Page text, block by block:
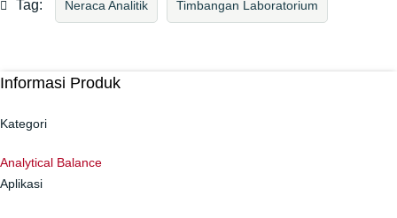
Tag: Neraca Analitik Timbangan Laboratorium
Informasi Produk
Kategori
Analytical Balance
Aplikasi